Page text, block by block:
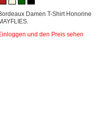
Damen T-Shirt Honorine
und den Preis sehen